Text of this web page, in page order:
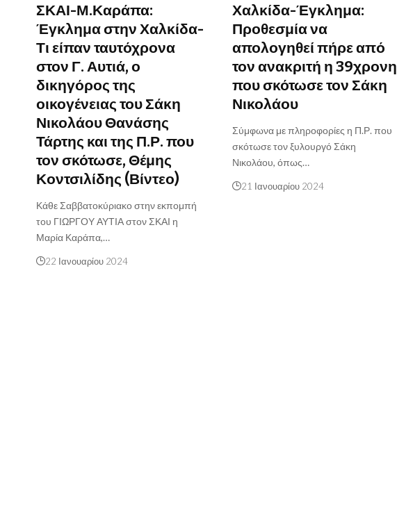
ΣΚΑΙ-Μ.Καράπα:
Έγκλημα στην Χαλκίδα-
Τι είπαν ταυτόχρονα
στον Γ. Αυτιά, ο
δικηγόρος της
οικογένειας του Σάκη
Νικολάου Θανάσης
Τάρτης και της Π.Ρ. που
τον σκότωσε, Θέμης
Κοντσιλίδης (Βίντεο)
Κάθε Σαββατοκύριακο στην εκπομπή
του ΓΙΩΡΓΟΥ ΑΥΤΙΑ στον ΣΚΑΙ η
Μαρία Καράπα,…
22 Ιανουαρίου 2024
Χαλκίδα-Έγκλημα:
Προθεσμία να
απολογηθεί πήρε από
τον ανακριτή η 39χρονη
που σκότωσε τον Σάκη
Νικολάου
Σύμφωνα με πληροφορίες η Π.Ρ. που
σκότωσε τον ξυλουργό Σάκη
Νικολάου, όπως…
21 Ιανουαρίου 2024